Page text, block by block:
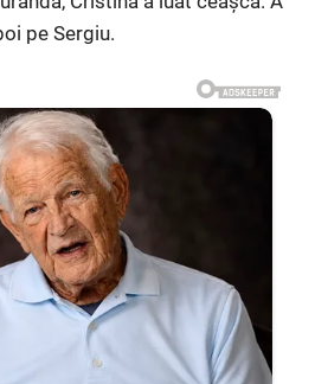
pe Sergiu.